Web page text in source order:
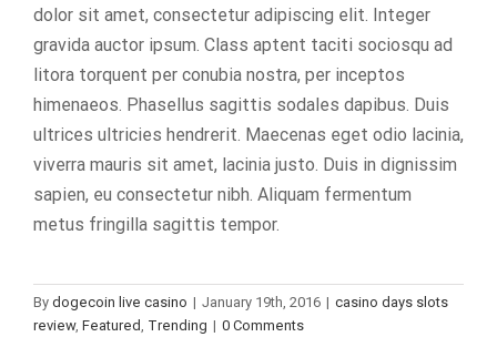
dolor sit amet, consectetur adipiscing elit. Integer
gravida auctor ipsum. Class aptent taciti sociosqu ad
litora torquent per conubia nostra, per inceptos
himenaeos. Phasellus sagittis sodales dapibus. Duis
ultrices ultricies hendrerit. Maecenas eget odio lacinia,
viverra mauris sit amet, lacinia justo. Duis in dignissim
sapien, eu consectetur nibh. Aliquam fermentum
metus fringilla sagittis tempor.
By dogecoin live casino | January 19th, 2016 | casino days slots
review, Featured Trending | 0 Comments